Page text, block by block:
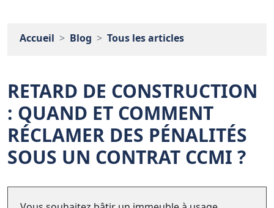
Accueil Blog Tous les articles
RETARD DE CONSTRUCTION
: QUAND ET COMMENT
RÉCLAMER DES PÉNALITÉS
SOUS UN CONTRAT CCMI ?